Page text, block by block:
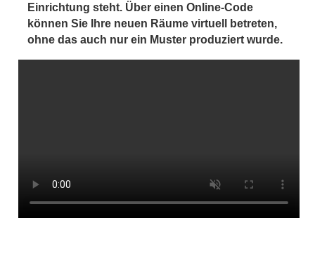
Einrichtung steht. Über einen Online-Code
können Sie Ihre neuen Räume virtuell betreten,
ohne das auch nur ein Muster produziert wurde.